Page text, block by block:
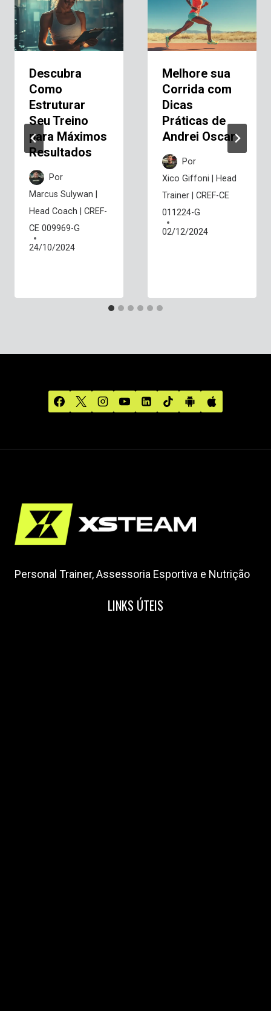
Descubra
Como
Estruturar
Seu Treino
para Máximos
Resultados
Por
Marcus Sulywan |
Head Coach | CREF-
CE 009969-G
24/10/2024
Melhore sua
Corrida com
Dicas
Práticas de
Andrei Oscar
Por
Xico Giffoni | Head
Trainer | CREF-CE
011224-G
02/12/2024
Personal Trainer, Assessoria Esportiva e Nutrição
LINKS ÚTEIS